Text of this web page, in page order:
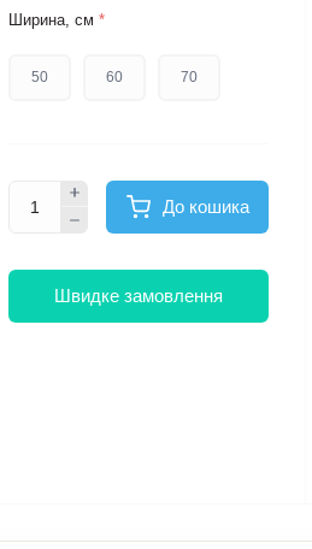
Ширина, см *
50 60 70
До кошика
Швидке замовлення